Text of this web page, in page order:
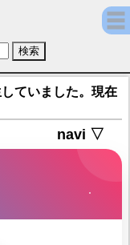
)【グランドサマ
ていました。現在
navi ▽